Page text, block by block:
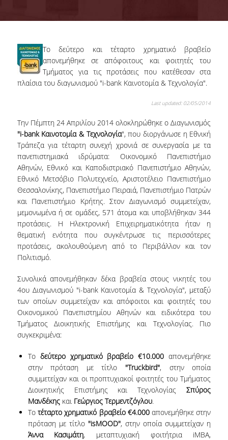
TESTIMONIALS ΔΙΑΚΡΙΣΕΩΝ
ΕΠΑΓΓΕΛΜΑΤΙΚΕΣ ΠΡΟΟΠΤΙΚΕΣ
ΠΡΟΓΡΑΜΜΑ ΥΠΟΤΡΟΦΙΩΝ
ΚΡΙΤΗΡΙΑ ΚΑΙ ΔΙΑΔΙΚΑΣΙΑ ΕΠΙΛΟΓΗΣ
ΕΡΓΑΣΤΗΡΙΑΚΗ ΥΠΟΔΟΜΗ
NEWSLETTERS
TESTIMONIALS
ΒΡΑΒΕΙΑ ΕΞΑΙΡΕΤΙΚΗΣ ΕΠΙΔΟΣΗΣ ΣΤΗ
ΔΙΔΑΣΚΑΛΙΑ
ΠΡΟΣΩΠΙΚΟ ΤΟΥ ΤΜΗΜΑΤΟΣ
ΜΕΛΗ ΔΕΠ
ΕΠΙΤΙΜΟΙ ΔΙΔΑΚΤΟΡΕΣ
ΜΕΛΗ Ε.ΔΙ.Π.
ΜΕΛΗ Ε.Τ.Ε.Π.
ΔΙΟΙΚΗΤΙΚΟ ΠΡΟΣΩΠΙΚΟ
ΜΕΤΑΔΙΔΑΚΤΟΡΙΚΟΙ ΕΡΕΥΝΗΤΕΣ
Το δεύτερο και τέταρτο χρηματικό βραβείο
απονεμήθηκε σε απόφοιτους και φοιτητές του
Τμήματος για τις προτάσεις που κατέθεσαν στα
πλαίσια του διαγωνισμού "i-bank Καινοτομία & Τεχνολογία".
Last updated: 02/05/2014
Την Πέμπτη 24 Απριλίου 2014 ολοκληρώθηκε ο Διαγωνισμός
"i-bank Καινοτομία & Τεχνολογία", που διοργάνωσε η Εθνική
Τράπεζα για τέταρτη συνεχή χρονιά σε συνεργασία με τα
πανεπιστημιακά ιδρύματα: Οικονομικό Πανεπιστήμιο
Αθηνών, Εθνικό και Καποδιστριακό Πανεπιστήμιο Αθηνών,
Εθνικό Μετσόβιο Πολυτεχνείο, Αριστοτέλειο Πανεπιστήμιο
Θεσσαλονίκης, Πανεπιστήμιο Πειραιά, Πανεπιστήμιο Πατρών
και Πανεπιστήμιο Κρήτης. Στον Διαγωνισμό συμμετείχαν,
μεμονωμένα ή σε ομάδες, 571 άτομα και υποβλήθηκαν 344
προτάσεις. Η Ηλεκτρονική Επιχειρηματικότητα ήταν η
θεματική ενότητα που συγκέντρωσε τις περισσότερες
προτάσεις, ακολουθούμενη από το Περιβάλλον και τον
Πολιτισμό.
Συνολικά απονεμήθηκαν δέκα βραβεία στους νικητές του
4ου Διαγωνισμού "i-bank Καινοτομία & Τεχνολογία", μεταξύ
των οποίων συμμετείχαν και απόφοιτοι και φοιτητές του
Οικονομικού Πανεπιστημίου Αθηνών και ειδικότερα του
Τμήματος Διοικητικής Επιστήμης και Τεχνολογίας. Πιο
συγκεκριμένα:
Το δεύτερο χρηματικό βραβείο €10.000 απονεμήθηκε
στην πρόταση με τίτλο "Truckbird", στην οποία
συμμετείχαν και οι προπτυχιακοί φοιτητές του Τμήματος
Διοικητικής Επιστήμης και ΤεχνολογίαςΣπύρος
Μανδέκηςκαι Γεώργιος Τερμεντζόγλου.
Το τέταρτο χρηματικό βραβείο €4.000απονεμήθηκε στην
πρόταση με τίτλο "isMOOD", στην οποία συμμετείχαν η
Άννα Κασιμάτη, μεταπτυχιακή φοιτήτρια iMBA,